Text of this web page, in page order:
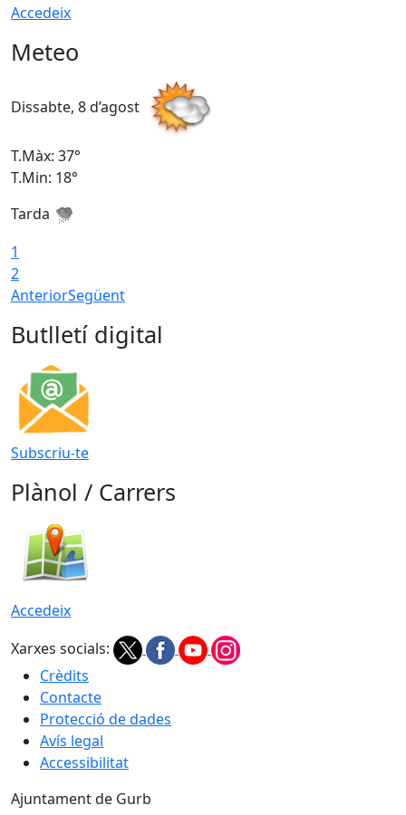
Accedeix
Meteo
Dissabte, 8 d’agost
T.Màx: 37°
T.Min: 18°
Tarda
1
2
AnteriorSegüent
Butlletí digital
Subscriu-te
Plànol / Carrers
Accedeix
Xarxes socials:
Crèdits
Contacte
Protecció de dades
Avís legal
Accessibilitat
Ajuntament de Gurb